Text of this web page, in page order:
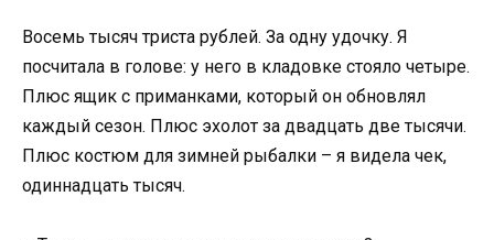
Восемь тысяч триста рублей. За одну удочку. Я
посчитала в голове: у него в кладовке стояло четыре.
Плюс ящик с приманками, который он обновлял
каждый сезон. Плюс эхолот за двадцать две тысячи.
Плюс костюм для зимней рыбалки – я видела чек,
одиннадцать тысяч.